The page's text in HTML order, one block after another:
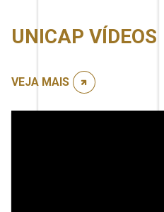
UNICAP VÍDEOS
VEJA MAIS